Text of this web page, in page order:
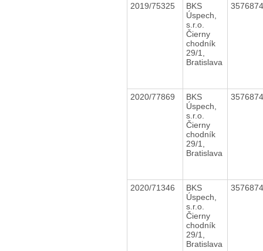
2019/75325
BKS
Úspech,
s.r.o.
Čierny
chodník
29/1,
Bratislava
2020/77869
BKS
Úspech,
s.r.o.
Čierny
chodník
29/1,
Bratislava
2020/71346
BKS
Úspech,
s.r.o.
Čierny
chodník
29/1,
Bratislava